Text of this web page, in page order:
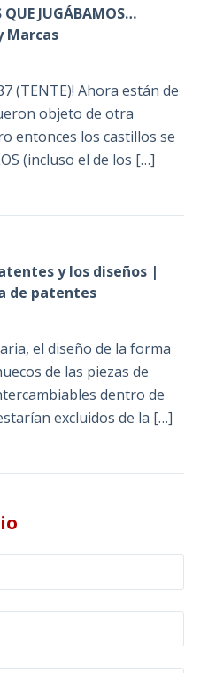
QUE JUGÁBAMOS…
Marcas
(TENTE)! Ahora están de
objeto de otra
entonces los castillos se
(incluso el de los […]
y los diseños |
de patentes
el diseño de la forma
de las piezas de
dentro de
excluidos de la […]